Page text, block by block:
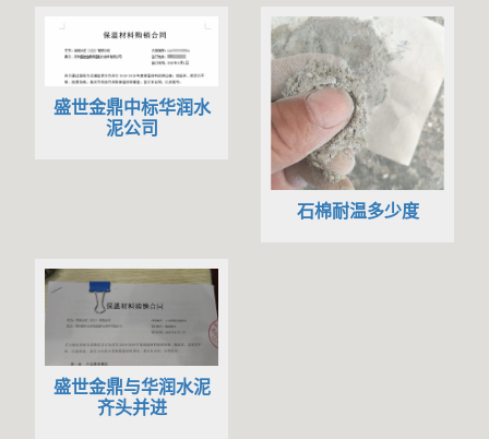
盛世金鼎中标华润水
泥公司
石棉耐温多少度
盛世金鼎与华润水泥
齐头并进